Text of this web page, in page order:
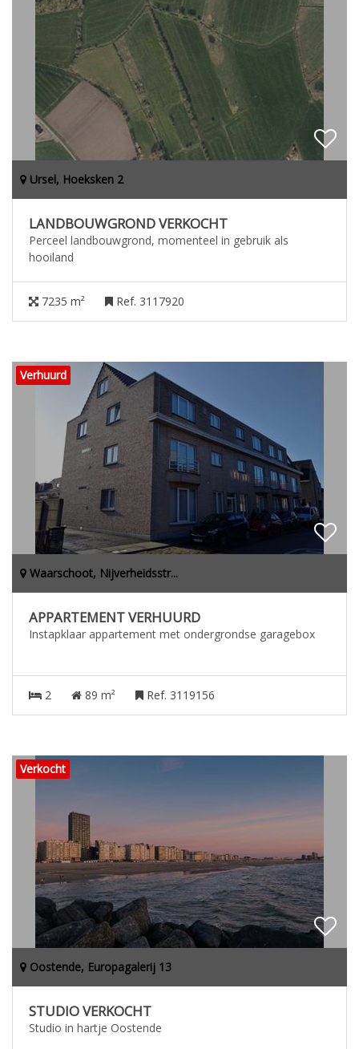
Ursel, Hoeksken 2
LANDBOUWGROND VERKOCHT
Perceel landbouwgrond, momenteel in gebruik als
hooiland
7235 m² Ref. 3117920
Verhuurd
Waarschoot, Nijverheidsstr...
APPARTEMENT VERHUURD
Instapklaar appartement met ondergrondse garagebox
2 89 m² Ref. 3119156
Verkocht
Oostende, Europagalerij 13
STUDIO VERKOCHT
Studio in hartje Oostende